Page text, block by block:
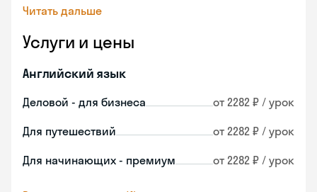
Читать дальше
Услуги и цены
Английский язык
Деловой - для бизнеса от 2282 ₽ / урок
Для путешествий от 2282 ₽ / урок
Для начинающих - премиум от 2282 ₽ / урок